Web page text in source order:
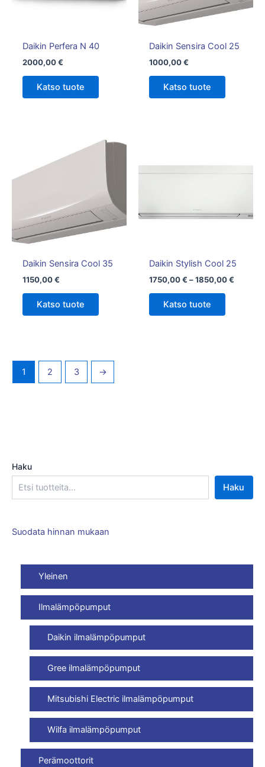
Haku
Haku
Suodata hinnan mukaan
Yleinen
Ilmalämpöpumput
Daikin ilmalämpöpumput
Gree ilmalämpöpumput
Mitsubishi Electric ilmalämpöpumput
Wilfa ilmalämpöpumput
Perämoottorit
Daikin Perfera N 40
2000,00€
Katso tuote
Daikin Sensira Cool 25
1000,00€
Katso tuote
Daikin Sensira Cool 35
1150,00€
Katso tuote
Daikin Stylish Cool 25
1750,00€ – 1850,00€
Katso tuote
Voit
sivulla.
1 2 3 →